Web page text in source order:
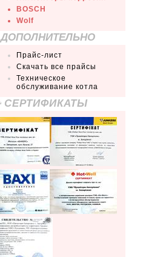
BOSCH
Wolf
ДОПОЛНИТЕЛЬНО
Прайс-лист
Скачать все прайсы
Техническое
обслуживание котла
СЕРТИФИКАТЫ